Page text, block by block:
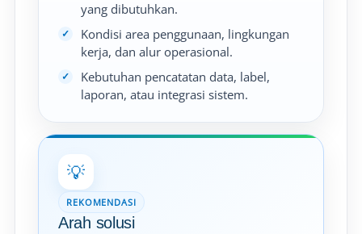
yang dibutuhkan.
Kondisi area penggunaan, lingkungan
kerja, dan alur operasional.
Kebutuhan pencatatan data, label,
laporan, atau integrasi sistem.
💡
REKOMENDASI
Arah solusi